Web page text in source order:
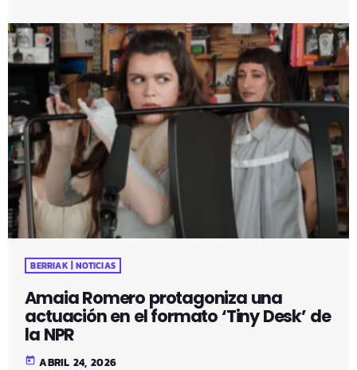
BERRIAK | NOTICIAS
Amaia Romero protagoniza una
actuación en el formato ‘Tiny Desk’ de
la NPR
today ABRIL 24, 2026